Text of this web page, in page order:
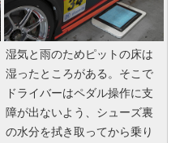
湿気と雨のためピットの床は
湿ったところがある。そこで
ドライバーはペダル操作に支
障が出ないよう、シューズ裏
の水分を拭き取ってから乗り